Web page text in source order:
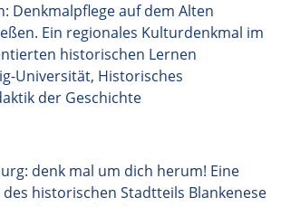
Denkmalpflege auf dem Alten
Ein regionales Kulturdenkmal im
historischen Lernen
Universität, Historisches
der Geschichte
denk mal um dich herum! Eine
historischen Stadtteils Blankenese